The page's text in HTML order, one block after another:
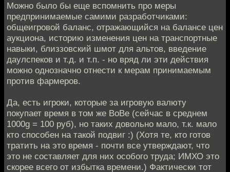
Можно было бы еще вспомнить про меры
предпринимаемые самими разработчиками:
общеигровой баланс, отражающийся на балансе цен
аукциона, историю изменения цен на транспортные
навыки, близзовский шмот для альтов, введение
даулспеков и т.д. и т.п. - но вряд ли эти действия
можно однозначно отнести к мерам принимаемым
против фармеров.
Да, есть игроки, которые за игровую валюту
покупает время в том же ВоВе (сейчас в среднем
1000g = 100 руб), но таких довольно мало, т.к. мало
кто способен на такой подвиг :) (Хотя те, кто готов
тратить на это время - почти все утверждают, что
это не составляет для них особого труда; ИМХО это
скорее всего от избытка времени.) Фактически тот